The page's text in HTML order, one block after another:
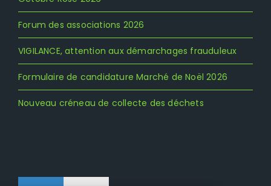
Forum des associations 2026
VIGILANCE, attention aux démarchages frauduleux
Formulaire de candidature Marché de Noël 2026
Nouveau créneau de collecte des déchets